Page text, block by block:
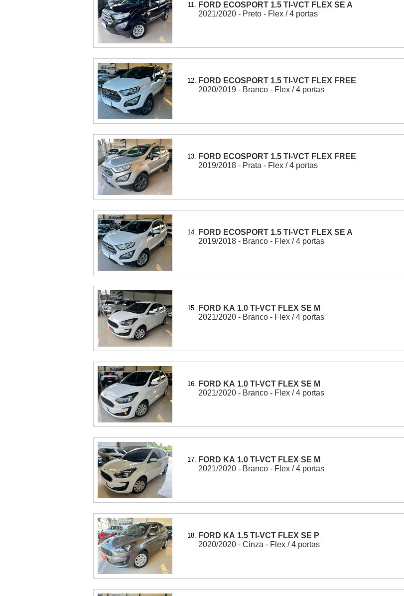
11. FORD ECOSPORT 1.5 TI-VCT FLEX SE A
2021/2020 - Preto - Flex / 4 portas
12. FORD ECOSPORT 1.5 TI-VCT FLEX FREE
2020/2019 - Branco - Flex / 4 portas
13. FORD ECOSPORT 1.5 TI-VCT FLEX FREE
2019/2018 - Prata - Flex / 4 portas
14. FORD ECOSPORT 1.5 TI-VCT FLEX SE A
2019/2018 - Branco - Flex / 4 portas
15. FORD KA 1.0 TI-VCT FLEX SE M
2021/2020 - Branco - Flex / 4 portas
16. FORD KA 1.0 TI-VCT FLEX SE M
2021/2020 - Branco - Flex / 4 portas
17. FORD KA 1.0 TI-VCT FLEX SE M
2021/2020 - Branco - Flex / 4 portas
18. FORD KA 1.5 TI-VCT FLEX SE P
2020/2020 - Cinza - Flex / 4 portas